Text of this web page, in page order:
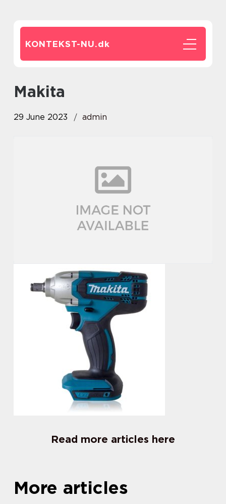
KONTEKST-NU.dk
makita
29 June 2023 admin
Read more articles here
More articles